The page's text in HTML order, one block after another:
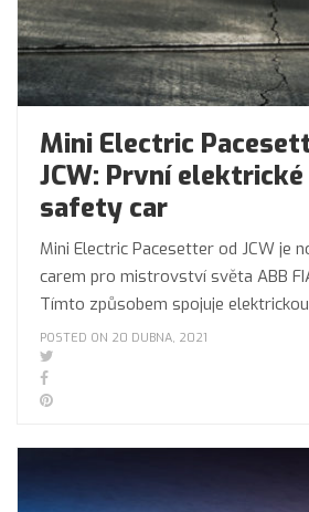
Mini Electric
JCW: První
safety car
Mini Electric Pacesetter od JCW je
carem pro mistrovství světa ABB
Tímto způsobem spojuje elektrickou
POSTED ON 20 DUBNA, 2021